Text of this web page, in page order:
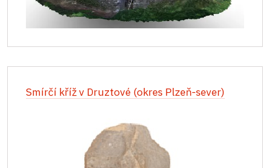
Smírčí kříž v Druztové (okres Plzeň-sever)